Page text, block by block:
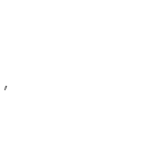
,